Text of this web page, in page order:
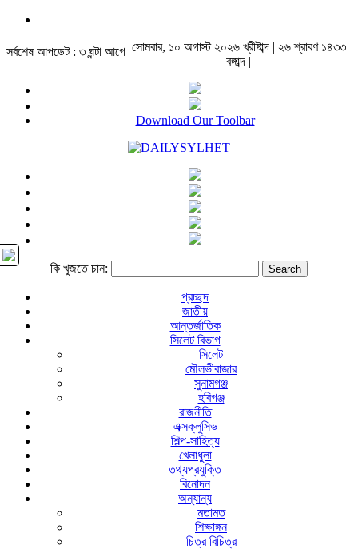
সর্বশেষ আপডেট : ৩ ঘন্টা আগে সোমবার, ১০ অগাস্ট ২০২৬ খ্রীষ্টাব্দ | ২৬ শ্রাবণ ১৪৩৩
বঙ্গাব্দ |
Download Our Toolbar
কি খুজতে চান:
প্রচ্ছদ
জাতীয়
আন্তর্জাতিক
সিলেট বিভাগ
সিলেট
মৌলভীবাজার
সুনামগঞ্জ
হবিগঞ্জ
রাজনীতি
এক্সক্লুসিভ
শিল্প-সাহিত্য
খেলাধুলা
তথ্যপ্রযুক্তি
বিনোদন
অন্যান্য
মতামত
শিক্ষাঙ্গন
চিত্র বিচিত্র